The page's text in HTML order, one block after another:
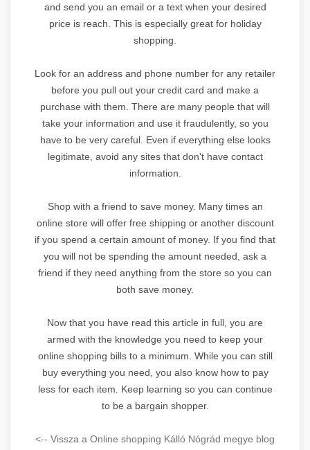
and send you an email or a text when your desired
price is reach. This is especially great for holiday
shopping.
Look for an address and phone number for any retailer
before you pull out your credit card and make a
purchase with them. There are many people that will
take your information and use it fraudulently, so you
have to be very careful. Even if everything else looks
legitimate, avoid any sites that don't have contact
information.
Shop with a friend to save money. Many times an
online store will offer free shipping or another discount
if you spend a certain amount of money. If you find that
you will not be spending the amount needed, ask a
friend if they need anything from the store so you can
both save money.
Now that you have read this article in full, you are
armed with the knowledge you need to keep your
online shopping bills to a minimum. While you can still
buy everything you need, you also know how to pay
less for each item. Keep learning so you can continue
to be a bargain shopper.
<-- Vissza a Online shopping Kálló Nógrád megye blog